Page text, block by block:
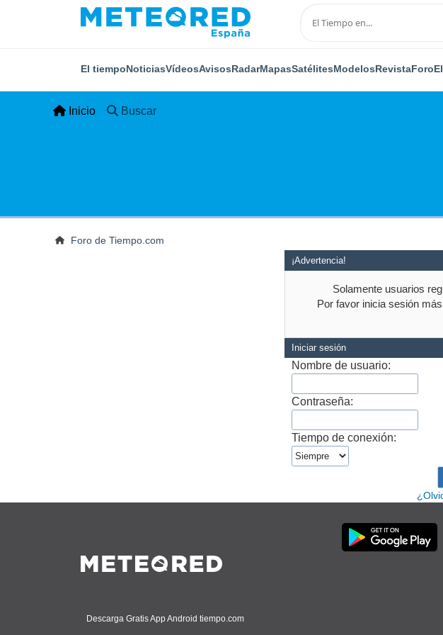
El tiempoNoticiasVídeosAvisosRadarMapasSatélitesModelosRevistaForo
Inicio Buscar
Foro de Tiempo.com
¡Advertencia!
Solamente usuarios
Por favor inicia sesión
Iniciar sesión
Nombre de usuario:
Contraseña:
Tiempo de conexión:
Descarga Gratis App Android tiempo.com